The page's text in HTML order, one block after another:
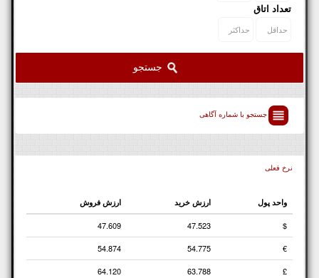
تعداد اتاق
جستجو
جستجو با شماره آگاهی‌
نرخ فعلی‌
واحد پول ارزش خرید ارزش فروش
$
47.523
47.609
€
54.775
54.874
£
63.788
64.120